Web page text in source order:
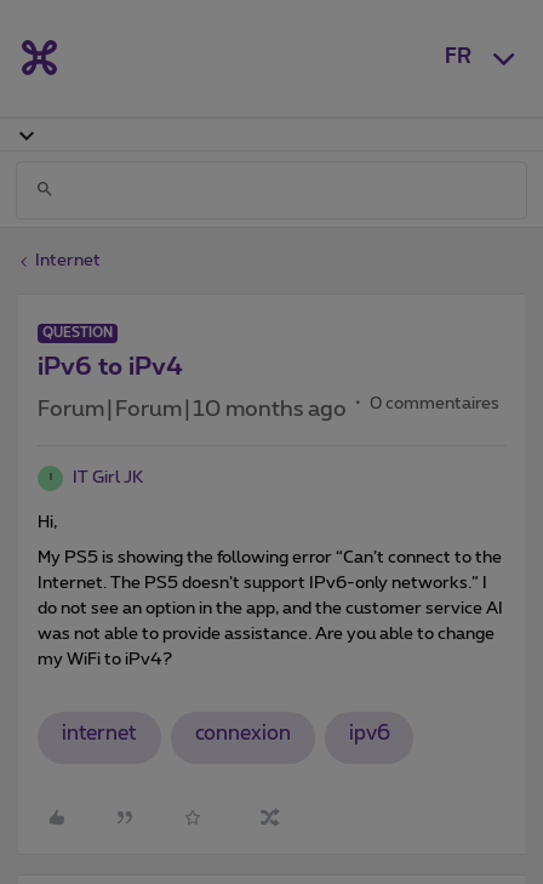
FR
Internet
QUESTION
iPv6 to iPv4
Forum|Forum|10 months ago 0 commentaires
IT Girl JK
Hi,
My PS5 is showing the following error “Can’t connect to the
Internet. The PS5 doesn’t support IPv6-only networks.” I
do not see an option in the app, and the customer service AI
was not able to provide assistance. Are you able to change
my WiFi to iPv4?
internet connexion ipv6